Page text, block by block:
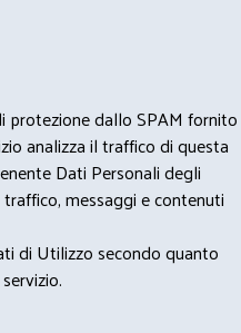
protezione dallo SPAM fornito
analizza il traffico di questa
Dati Personali degli
messaggi e contenuti
di Utilizzo secondo quanto